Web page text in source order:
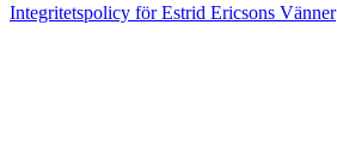
Integritetspolicy för Estrid Ericsons Vänner